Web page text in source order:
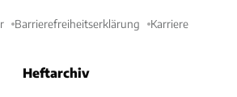
Barrierefreiheitserklärung Karriere
Heftarchiv